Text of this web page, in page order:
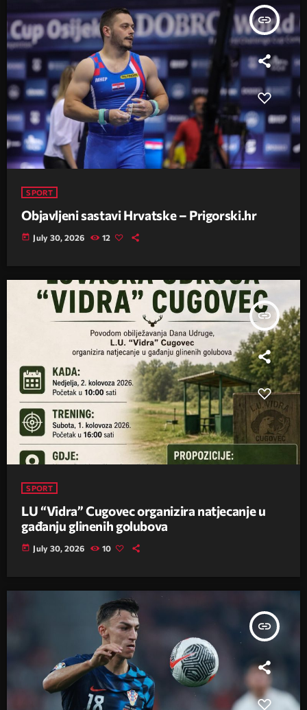
insert_link
SPORT
Objavljeni sastavi Hrvatske – Prigorski.hr
today July 30, 2026 12
insert_link
SPORT
LU “Vidra” Cugovec organizira natjecanje u
gađanju glinenih golubova
today July 30, 2026 10
insert_link